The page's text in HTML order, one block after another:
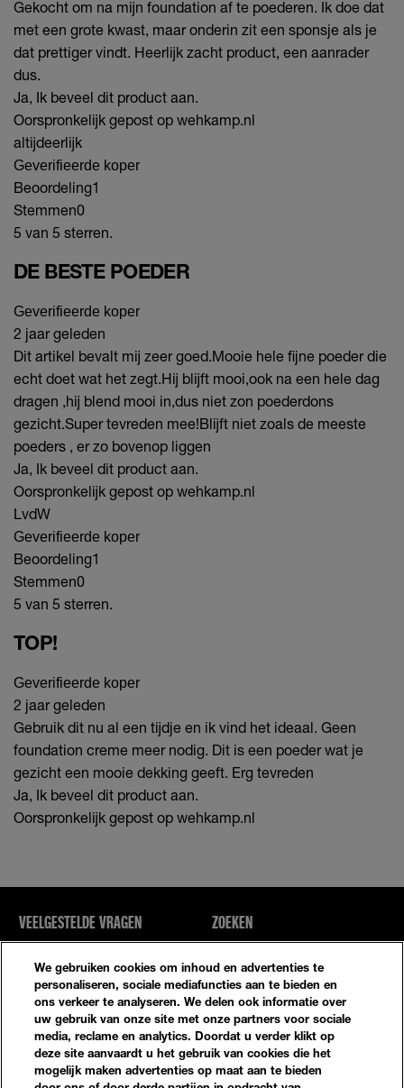
Gekocht om na mijn foundation af te poederen. Ik doe dat
met een grote kwast, maar onderin zit een sponsje als je
dat prettiger vindt. Heerlijk zacht product, een aanrader
dus.
Ja, Ik beveel dit product aan.
Oorspronkelijk gepost op wehkamp.nl
altijdeerlijk
Geverifieerde koper
Beoordeling1
Stemmen0
5 van 5 sterren.
DE BESTE POEDER
Geverifieerde koper
2 jaar geleden
Dit artikel bevalt mij zeer goed.Mooie hele fijne poeder die
echt doet wat het zegt.Hij blijft mooi,ook na een hele dag
dragen ,hij blend mooi in,dus niet zon poederdons
gezicht.Super tevreden mee!Blijft niet zoals de meeste
poeders , er zo bovenop liggen
Ja, Ik beveel dit product aan.
Oorspronkelijk gepost op wehkamp.nl
LvdW
Geverifieerde koper
Beoordeling1
Stemmen0
5 van 5 sterren.
TOP!
Geverifieerde koper
2 jaar geleden
Gebruik dit nu al een tijdje en ik vind het ideaal. Geen
foundation creme meer nodig. Dit is een poeder wat je
gezicht een mooie dekking geeft. Erg tevreden
Ja, Ik beveel dit product aan.
Oorspronkelijk gepost op wehkamp.nl
VEELGESTELDE VRAGEN
NEEM CONTACT MET ONS OP
ZOEKEN
SITE-OVERZICHT
Privacybeleid Algemene Voorwaarden
Cookie-Instellingen
We gebruiken cookies om inhoud en advertenties te
personaliseren, sociale mediafuncties aan te bieden en
ons verkeer te analyseren. We delen ook informatie over
uw gebruik van onze site met onze partners voor sociale
media, reclame en analytics. Doordat u verder klikt op
deze site aanvaardt u het gebruik van cookies die het
mogelijk maken advertenties op maat aan te bieden